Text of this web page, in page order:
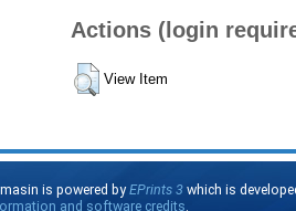
Actions (login
View Item
is powered byEPrints 3 which is
and software credits.